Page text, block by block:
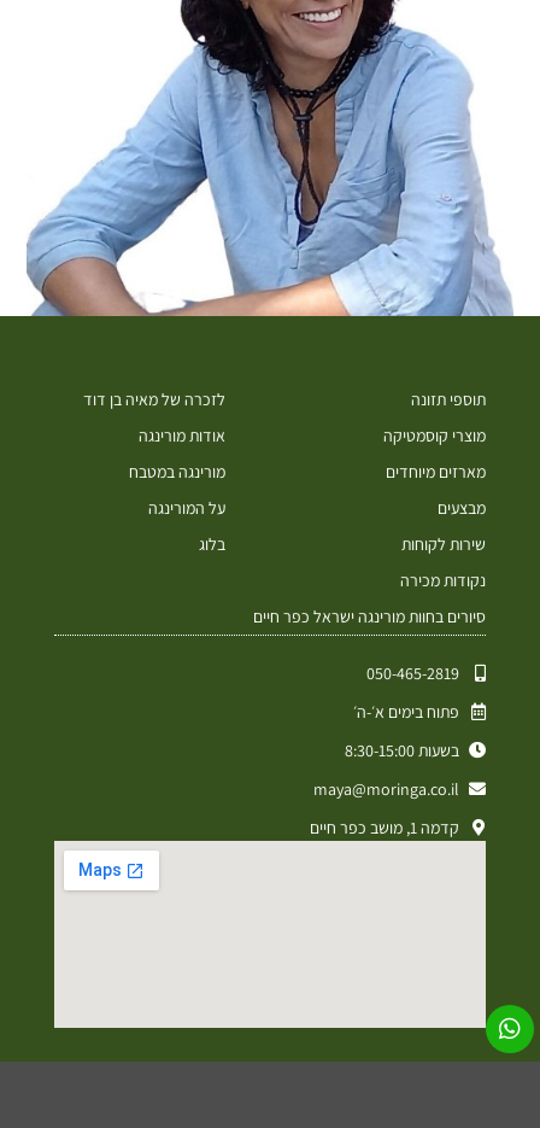
תוספי תזונה
מוצרי קוסמטיקה
מארזים מיוחדים
מבצעים
שירות לקוחות
נקודות מכירה
סיורים בחוות מורינגה ישראל כפר חיים
לזכרה של מאיה בן דוד
אודות מורינגה
מורינגה במטבח
על המורינגה
בלוג
050-465-2819⁩
פתוח בימים א׳-ה׳
בשעות 8:30-15:00
maya@moringa.co.il
קדמה 1, מושב כפר חיים